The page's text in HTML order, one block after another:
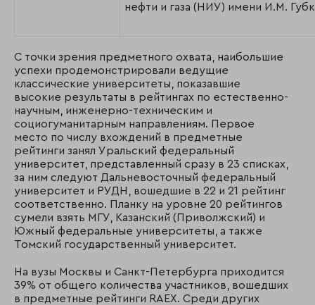
нефти и газа (НИУ) имени И.М.
С точки зрения предметного охвата, наибольшие
успехи продемонстрировали ведущие
классические университеты, показавшие
высокие результаты в рейтингах по естественно-
научным, инженерно-техническим и
социогуманитарным направлениям. Первое
место по числу вхождений в предметные
рейтинги занял Уральский федеральный
университет, представленный сразу в 23 списках,
за ним следуют Дальневосточный федеральный
университет и РУДН, вошедшие в 22 и 21 рейтинг
соответственно. Планку на уровне 20 рейтингов
сумели взять МГУ, Казанский (Приволжский) и
Южный федеральные университеты, а также
Томский государственный университет.
На вузы Москвы и Санкт-Петербурга приходится
39% от общего количества участников, вошедших
в предметные рейтинги RAEX. Среди других